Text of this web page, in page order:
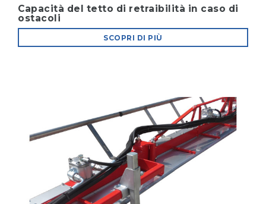
Capacità del tetto di retraibilità in caso di
ostacoli
SCOPRI DI PIÙ